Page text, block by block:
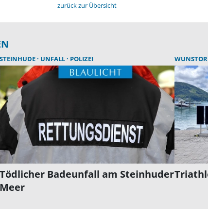
zurück zur Übersicht
STEINHUDE UNFALL POLIZEI
Tödlicher Badeunfall am Steinhuder
Meer